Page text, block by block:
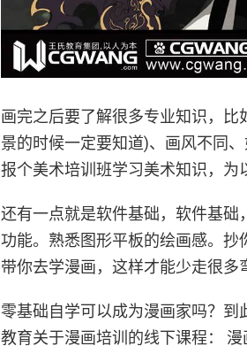
画完之后要了解很多专业知识，
景的时候一定要知道)、画风不同
报个美术培训班学习美术知识，为
还有一点就是软件基础，软件基
功能。熟悉图形平板的绘画感。
带你去学漫画，这样才能少走很多
零基础自学可以成为漫画家吗？
教育关于漫画培训的线下课程：